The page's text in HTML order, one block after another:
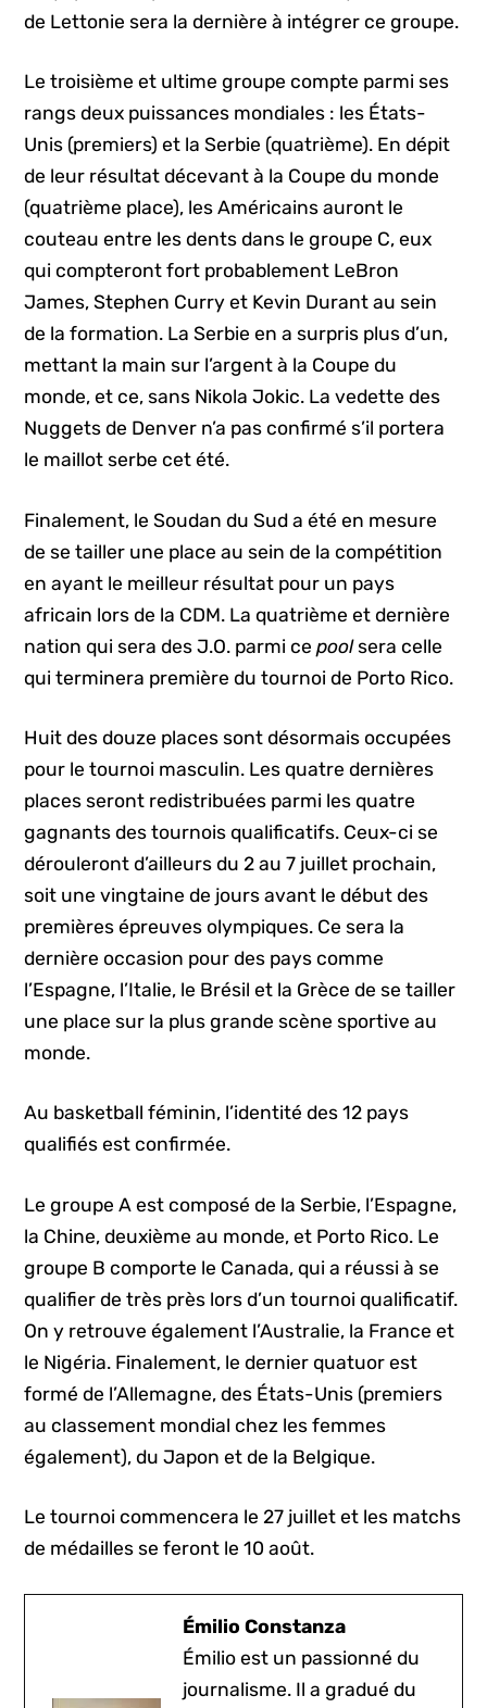
de Lettonie sera la dernière à intégrer ce groupe.
Le troisième et ultime groupe compte parmi ses
rangs deux puissances mondiales : les États-
Unis (premiers) et la Serbie (quatrième). En dépit
de leur résultat décevant à la Coupe du monde
(quatrième place), les Américains auront le
couteau entre les dents dans le groupe C, eux
qui compteront fort probablement LeBron
James, Stephen Curry et Kevin Durant au sein
de la formation. La Serbie en a surpris plus d’un,
mettant la main sur l’argent à la Coupe du
monde, et ce, sans Nikola Jokic. La vedette des
Nuggets de Denver n’a pas confirmé s’il portera
le maillot serbe cet été.
Finalement, le Soudan du Sud a été en mesure
de se tailler une place au sein de la compétition
en ayant le meilleur résultat pour un pays
africain lors de la CDM. La quatrième et dernière
nation qui sera des J.O. parmi cepoolsera celle
qui terminera première du tournoi de Porto Rico.
Huit des douze places sont désormais occupées
pour le tournoi masculin. Les quatre dernières
places seront redistribuées parmi les quatre
gagnants des tournois qualificatifs. Ceux-ci se
dérouleront d’ailleurs du 2 au 7 juillet prochain,
soit une vingtaine de jours avant le début des
premières épreuves olympiques. Ce sera la
dernière occasion pour des pays comme
l’Espagne, l’Italie, le Brésil et la Grèce de se tailler
une place sur la plus grande scène sportive au
monde.
Au basketball féminin, l’identité des 12 pays
qualifiés est confirmée.
Le groupe A est composé de la Serbie, l’Espagne,
la Chine, deuxième au monde, et Porto Rico. Le
groupe B comporte le Canada, qui a réussi à se
qualifier de très près lors d’un tournoi qualificatif.
On y retrouve également l’Australie, la France et
le Nigéria. Finalement, le dernier quatuor est
formé de l’Allemagne, des États-Unis (premiers
au classement mondial chez les femmes
également), du Japon et de la Belgique.
Le tournoi commencera le 27 juillet et les matchs
de médailles se feront le 10 août.
Émilio Constanza
Émilio est un passionné du
journalisme. Il a gradué du